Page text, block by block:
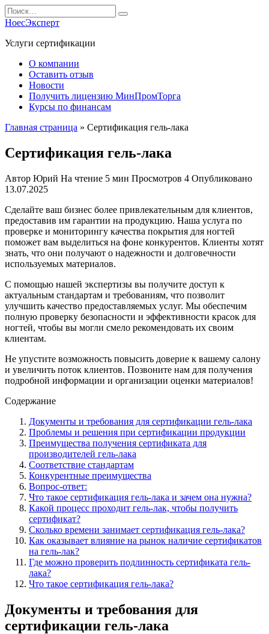
Перейти
к
содержанию
Search
for:
НоесЭксперт
Услуги сертификации
О компании
Оставить отзыв
Новости
Получить лицензию МинПромТорга
Курсы по финансам
Главная страница » Сертификация гель-лака
Сертификация гель-лака
Автор Юрий На чтение 5 мин Просмотров 4 Опубликовано
13.07.2025
Сделайте ваш бизнес более привлекательным для клиентов,
предоставив им гарантии на продукцию. Наша услуга по
проверке и мониторингу качества покрытия для ногтей
поможет вам выделиться на фоне конкурентов. Клиенты хотят
знать, что они получают о надежности и долговечности
используемых материалов.
С помощью нашей экспертизы вы получите доступ к
актуальным стандартам и требованиям, что позволит
улучшить качество предоставляемых услуг. Мы обеспечим
полную проверку безопасности и эффективности красок для
ногтей, чтобы вы могли смело рекомендовать их своим
клиентам.
Не упустите возможность повысить доверие к вашему салону
и увеличить поток клиентов. Позвоните нам для получения
подробной информации и организации оценки материалов!
Содержание
Документы и требования для сертификации гель-лака
Проблемы и решения при сертификации продукции
Преимущества получения сертификата для
производителей гель-лака
Соответствие стандартам
Конкурентные преимущества
Вопрос-ответ:
Что такое сертификация гель-лака и зачем она нужна?
Какой процесс проходит гель-лак, чтобы получить
сертификат?
Сколько времени занимает сертификация гель-лака?
Как оказывает влияние на рынок наличие сертификатов
на гель-лак?
Где можно проверить подлинность сертификата гель-
лака?
Что такое сертификация гель-лака?
Документы и требования для
сертификации гель-лака